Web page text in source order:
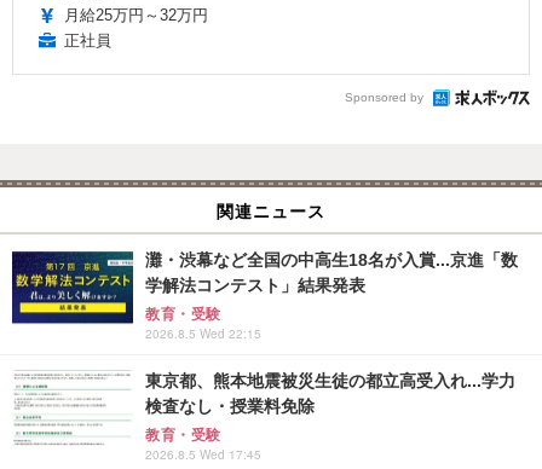
月給25万円～32万円
正社員
Sponsored by
関連ニュース
灘・渋幕など全国の中高生18名が入賞...京進「数
学解法コンテスト」結果発表
教育・受験
2026.8.5 Wed 22:15
東京都、熊本地震被災生徒の都立高受入れ...学力
検査なし・授業料免除
教育・受験
2026.8.5 Wed 17:45